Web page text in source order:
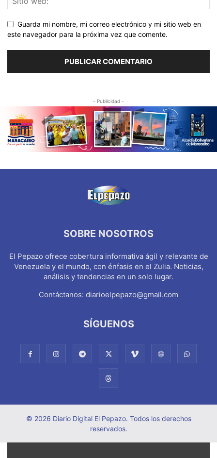
Guarda mi nombre, mi correo electrónico y mi sitio web en
este navegador para la próxima vez que comente.
- Publicidad -
SOBRE NOSOTROS
El Pepazo ofrece cobertura informativa ágil y relevante de
Venezuela y el mundo, con énfasis en el Zulia. Noticias,
análisis y tendencias en un solo lugar.
Contáctanos: diarioelpepazo@gmail.com
SÍGUENOS
© 2026 Diario Digital El Pepazo. Todos los derechos
reservados.